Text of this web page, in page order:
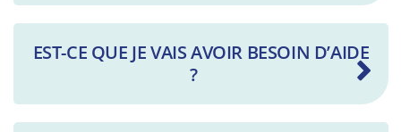
EST-CE QUE JE VAIS AVOIR BESOIN D’AIDE
?